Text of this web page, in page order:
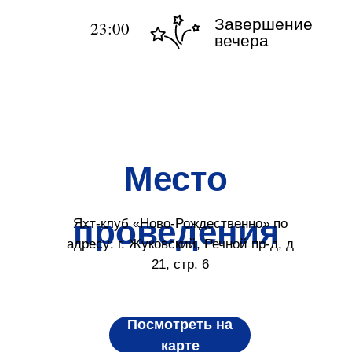
23:00
Завершение
вечера
Место
проведения
Посмотреть на
карте
Яхт-клуб «Ново-Рождественно» по
адресу: г. Жуковский, Речной пр-д, д
21, стр. 6